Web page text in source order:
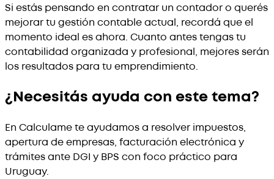
Si estás pensando en contratar un contador o querés
mejorar tu gestión contable actual, recordá que el
momento ideal es ahora. Cuanto antes tengas tu
contabilidad organizada y profesional, mejores serán
los resultados para tu emprendimiento.
¿Necesitás ayuda con este tema?
En Calculame te ayudamos a resolver impuestos,
apertura de empresas, facturación electrónica y
trámites ante DGI y BPS con foco práctico para
Uruguay.